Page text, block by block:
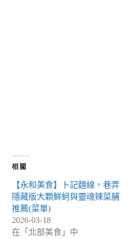
相關
【永和美食】卜記麵線，巷弄
隱藏版大顆鮮蚵與靈魂辣菜脯
推薦(菜單)
2026-03-18
在「北部美食」中